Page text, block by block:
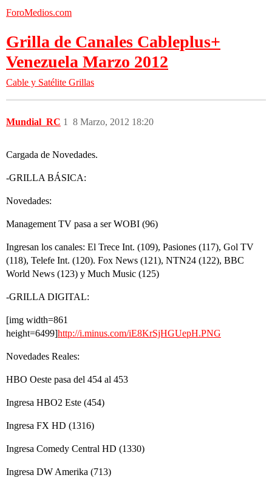
ForoMedios.com
Grilla de Canales Cableplus+
Venezuela Marzo 2012
Cable y Satélite Grillas
Mundial_RC 8 Marzo, 2012 18:20
1
Cargada de Novedades.
-GRILLA BÁSICA:
Novedades:
Management TV pasa a ser WOBI (96)
Ingresan los canales: El Trece Int. (109), Pasiones (117), Gol TV
(118), Telefe Int. (120). Fox News (121), NTN24 (122), BBC
World News (123) y Much Music (125)
-GRILLA DIGITAL:
[img width=861
height=6499]http://i.minus.com/iE8KrSjHGUepH.PNG
Novedades Reales:
HBO Oeste pasa del 454 al 453
Ingresa HBO2 Este (454)
Ingresa FX HD (1316)
Ingresa Comedy Central HD (1330)
Ingresa DW Amerika (713)